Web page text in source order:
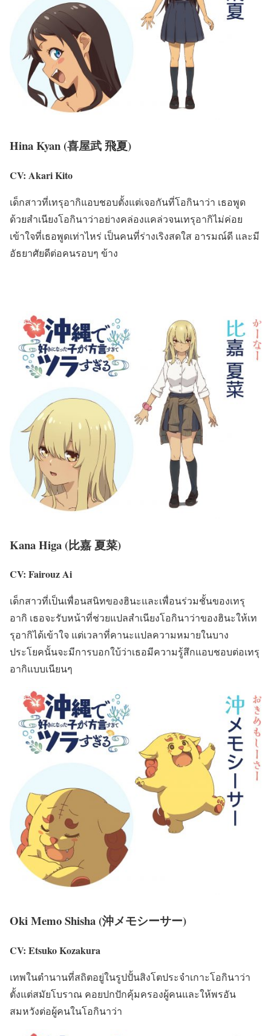
Hina Kyan (喜屋武 飛夏)
CV: Akari Kito
เด็กสาวที่เทรุอากิแอบชอบตั้งแต่เจอกันที่โอกินาว่า เธอพูด
ด้วยสำเนียงโอกินาว่าอย่างคล่องแคล่วจนเทรุอากิไม่ค่อย
เข้าใจที่เธอพูดเท่าไหร่ เป็นคนที่ร่างเริงสดใส อารมณ์ดี และมี
อัธยาศัยดีต่อคนรอบๆ ข้าง
Kana Higa (比嘉 夏菜)
CV: Fairouz Ai
เด็กสาวที่เป็นเพื่อนสนิทของฮินะและเพื่อนร่วมชั้นของเทรุ
อากิ เธอจะรับหน้าที่ช่วยแปลสำเนียงโอกินาว่าของฮินะให้เท
รุอากิได้เข้าใจ แต่เวลาที่คานะแปลความหมายในบาง
ประโยคนั้นจะมีการบอกใบ้ว่าเธอมีความรู้สึกแอบชอบต่อเทรุ
อากิแบบเนียนๆ
Oki Memo Shisha (沖メモシーサー)
CV: Etsuko Kozakura
เทพในตำนานที่สถิตอยู่ในรูปปั้นสิงโตประจำเกาะโอกินาว่า
ตั้งแต่สมัยโบราณ คอยปกปักคุ้มครองผู้คนและให้พรอัน
สมหวังต่อผู้คนในโอกินาว่า